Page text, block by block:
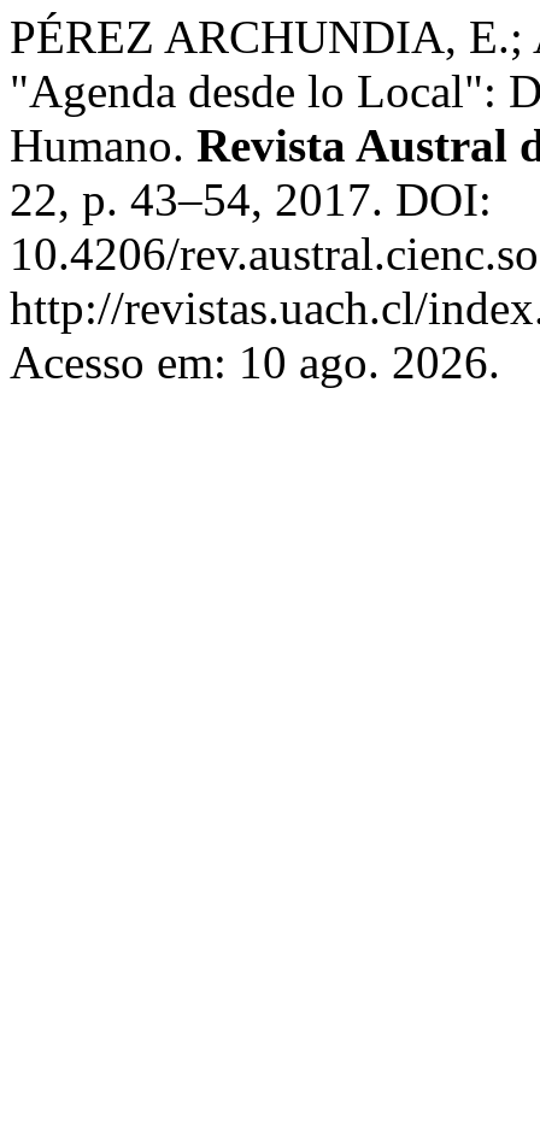
PÉREZ ARCHUNDIA, E.;
"Agenda desde lo Local":
Humano. Revista Austral
22, p. 43–54, 2017. DOI:
10.4206/
http://revistas.uach.cl/
Acesso em: 10 ago. 2026.